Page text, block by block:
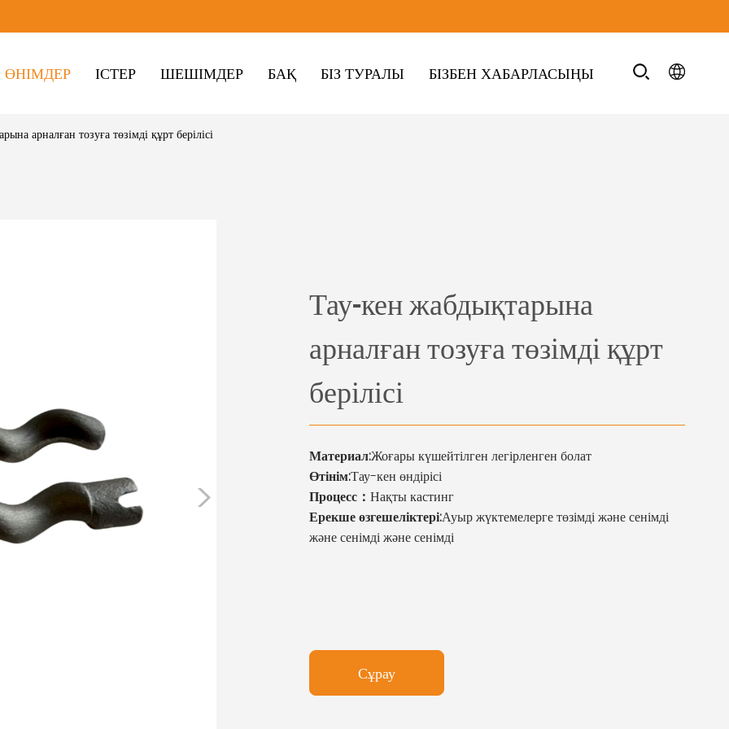
ӨНІМДЕР ІСТЕР ШЕШІМДЕР БАҚ БІЗ ТУРАЛЫ БІЗБЕН ХАБАРЛАСЫҢЫ
арналған тозуға төзімді құрт берілісі
>
Тау-кен жабдықтарына
арналған тозуға төзімді құрт
берілісі
Материал:Жоғары күшейтілген легірленген болат
Өтінім:Тау-кен өндірісі
Процесс： Нақты кастинг
Ерекше өзгешеліктері:Ауыр жүктемелерге төзімді және сенімді
және сенімді және сенімді
Сұрау